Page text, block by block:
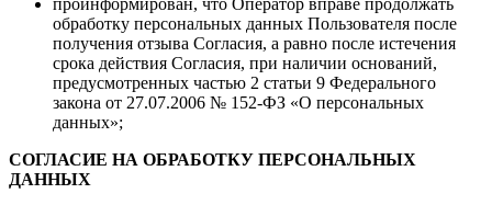
обработку персональных данных Пользователя после
получения отзыва Согласия, а равно после истечения
срока действия Согласия, при наличии оснований,
предусмотренных частью 2 статьи 9 Федерального
закона от 27.07.2006 № 152-ФЗ «О персональных
данных»;
СОГЛАСИЕ НА ОБРАБОТКУ ПЕРСОНАЛЬНЫХ
ДАННЫХ